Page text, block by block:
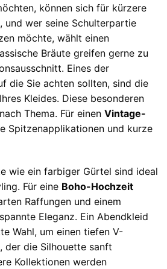
können sich für kürzere
und wer seine Schulterpartie
möchte, wählt einen
Bräute greifen gerne zu
Eines der
die Sie achten sollten, sind die
Kleides. Diese besonderen
Thema. Für einen Vintage-
Spitzenapplikationen und kurze
wie ein farbiger Gürtel sind ideal
Für eine Boho-Hochzeit
Raffungen und einem
Eleganz. Ein Abendkleid
Wahl, um einen tiefen V-
der die Silhouette sanft
Kollektionen werden